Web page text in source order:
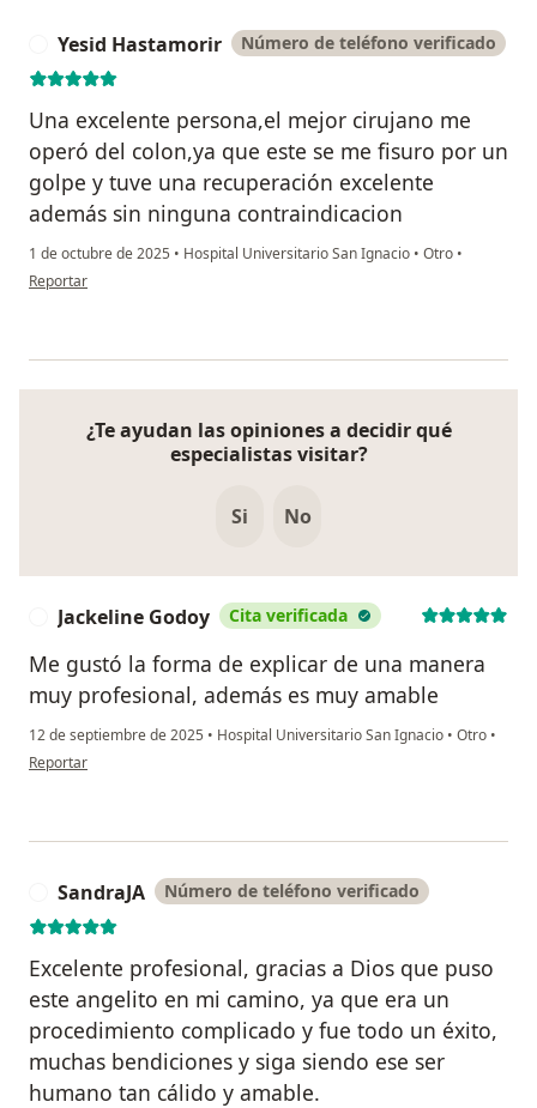
Yesid Hastamorir Número de teléfono verificado
Una excelente persona,el mejor cirujano me
operó del colon,ya que este se me fisuro por un
golpe y tuve una recuperación excelente
además sin ninguna contraindicacion
1 de octubre de 2025 • Hospital Universitario San Ignacio • Otro •
en opinión del usuario Yesid Hastamorir
Reportar
¿Te ayudan las opiniones a decidir qué
especialistas visitar?
Si No
Jackeline Godoy Cita verificada
Me gustó la forma de explicar de una manera
muy profesional, además es muy amable
12 de septiembre de 2025 • Hospital Universitario San Ignacio • Otro •
en opinión del usuario Jackeline Godoy
Reportar
SandraJA Número de teléfono verificado
Excelente profesional, gracias a Dios que puso
este angelito en mi camino, ya que era un
procedimiento complicado y fue todo un éxito,
muchas bendiciones y siga siendo ese ser
humano tan cálido y amable.